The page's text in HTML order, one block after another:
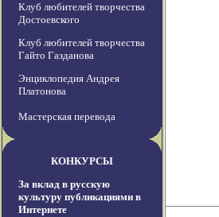
Клуб любителей творчества
Достоевского
Клуб любителей творчества
Гайто Газданова
Энциклопедия Андрея
Платонова
Мастерская перевода
КОНКУРСЫ
За вклад в русскую
культуру публикациями в
Интернете